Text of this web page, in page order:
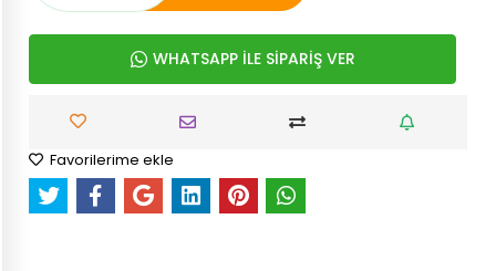
WHATSAPP İLE SİPARİŞ VER
Favorilerime ekle